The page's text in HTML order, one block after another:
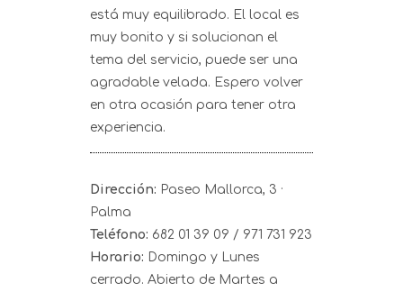
está muy equilibrado. El local es
muy bonito y si solucionan el
tema del servicio, puede ser una
agradable velada. Espero volver
en otra ocasión para tener otra
experiencia.
Dirección: Paseo Mallorca, 3 ·
Palma
Teléfono: 682 01 39 09 / 971 731 923
Horario: Domingo y Lunes
cerrado. Abierto de Martes a